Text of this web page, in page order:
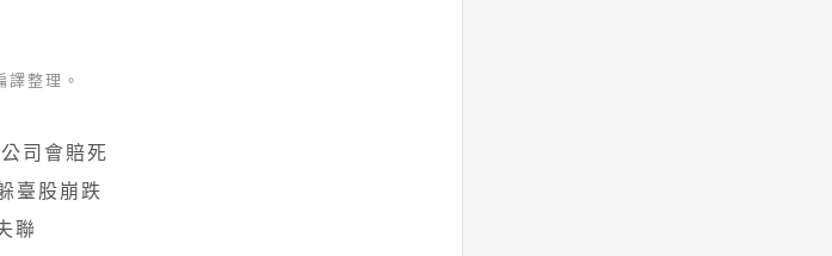
整理。
司會賠死
臺股崩跌
聯